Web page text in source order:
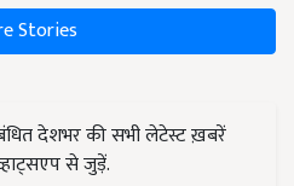
Stories
देशभर की सभी लेटेस्ट ख़बरें
से जुड़ें.